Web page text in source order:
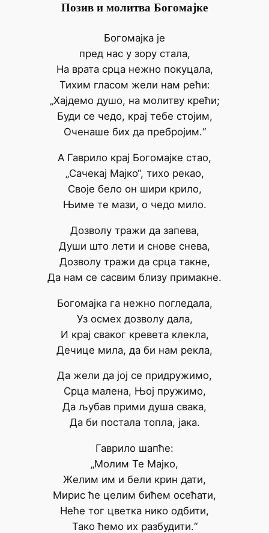
Позив и молитва Богомајке
Богомајка је
пред нас у зору стала,
На врата срца нежно покуцала,
Тихим гласом жели нам рећи:
„Хајдемо душо, на молитву крећи;
Буди се чедо, крај тебе стојим,
Оченаше бих да пребројим.“
А Гаврило крај Богомајке стао,
„Сачекај Мајко“, тихо рекао,
Своје бело он шири крило,
Њиме те мази, о чедо мило.
Дозволу тражи да запева,
Души што лети и снове снева,
Дозволу тражи да срца такне,
Да нам се сасвим близу примакне.
Богомајка га нежно погледала,
Уз осмех дозволу дала,
И крај сваког кревета клекла,
Дечице мила, да би нам рекла,
Да жели да јој се придружимо,
Срца малена, Њој пружимо,
Да љубав прими душа свака,
Да би постала топла, јака.
Гаврило шапће:
„Молим Те Мајко,
Желим им и бели крин дати,
Мирис ће целим бићем осећати,
Неће тог цветка нико одбити,
Тако ћемо их разбудити.“